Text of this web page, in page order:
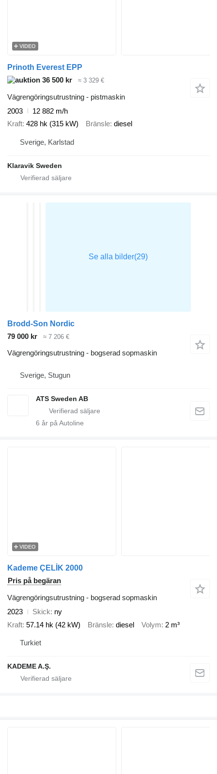
VIDEO
Prinoth Everest EPP
36 500 kr
≈ 3 329 €
Vägrengöringsutrustning - pistmaskin
2003
12 882 m/h
Kraft 428 hk (315 kW) Bränsle diesel
Sverige, Karlstad
Klaravik Sweden
Brodd-Son Nordic
79 000 kr
≈ 7 206 €
Vägrengöringsutrustning - bogserad sopmaskin
Sverige, Stugun
ATS Sweden AB
6 år på Autoline
VIDEO
Kademe ÇELİK 2000
Pris på begäran
Vägrengöringsutrustning - bogserad sopmaskin
2023
Skick ny
Kraft 57.14 hk (42 kW) Bränsle diesel Volym 2 m³
Turkiet
KADEME A.Ş.